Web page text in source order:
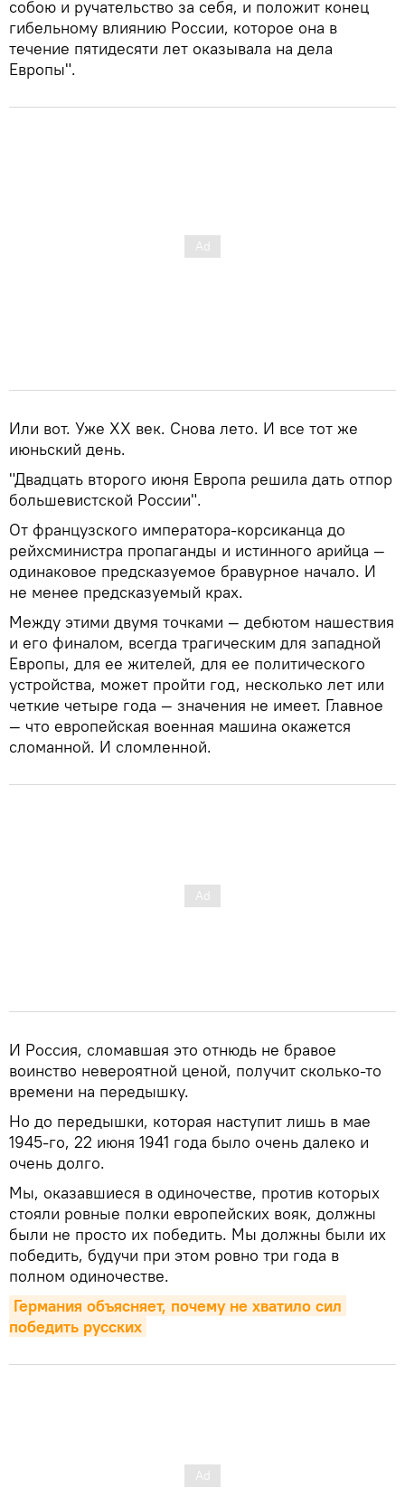
собою и ручательство за себя, и положит конец
гибельному влиянию России, которое она в
течение пятидесяти лет оказывала на дела
Европы".
Или вот. Уже ХХ век. Снова лето. И все тот же
июньский день.
"Двадцать второго июня Европа решила дать отпор
большевистской России".
От французского императора-корсиканца до
рейхсминистра пропаганды и истинного арийца —
одинаковое предсказуемое бравурное начало. И
не менее предсказуемый крах.
Между этими двумя точками — дебютом нашествия
и его финалом, всегда трагическим для западной
Европы, для ее жителей, для ее политического
устройства, может пройти год, несколько лет или
четкие четыре года — значения не имеет. Главное
— что европейская военная машина окажется
сломанной. И сломленной.
И Россия, сломавшая это отнюдь не бравое
воинство невероятной ценой, получит сколько-то
времени на передышку.
Но до передышки, которая наступит лишь в мае
1945-го, 22 июня 1941 года было очень далеко и
очень долго.
Мы, оказавшиеся в одиночестве, против которых
стояли ровные полки европейских вояк, должны
были не просто их победить. Мы должны были их
победить, будучи при этом ровно три года в
полном одиночестве.
Германия объясняет, почему не хватило сил
победить русских